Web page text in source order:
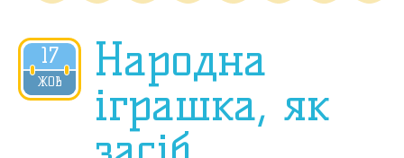
17
ЖОВ
2018
Народна
іграшка, як